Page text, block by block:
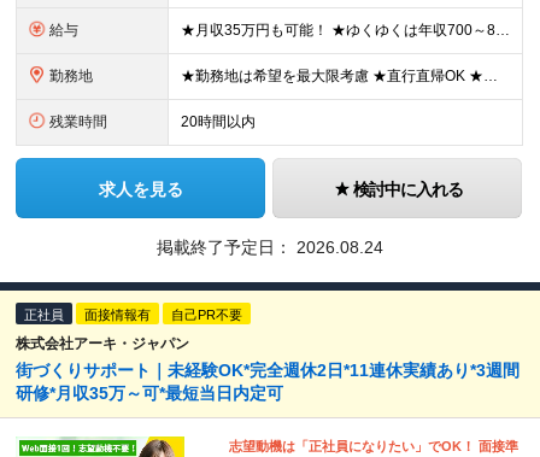
給与 ★月収35万円も可能！ ★ゆくゆくは年収700～800万円も！ ★手当が多数あり ・残業手当（100％）★1分単位で支給 ・資格手当（最大月6万円） ・結婚/出産祝金（最大3万円） 【首都圏・北関東
勤務地 ★勤務地は希望を最大限考慮 ★直行直帰OK ★車通勤のエリアもあり ★研修は、下記いずれかの研修センターで行います ・東京校（東京本社とアクセスは同様） ・大阪校（大阪府大阪市中央区道修町 2-1-1
残業時間 20時間以内
求人を見る 検討中に入れる
掲載終了予定日： 2026.08.24
正社員 面接情報有 自己PR不要
株式会社アーキ・ジャパン
街づくりサポート｜未経験OK*完全週休2日*11連休実績あり*3週間
研修*月収35万～可*最短当日内定可
志望動機は「正社員になりたい」でOK！ 面接準